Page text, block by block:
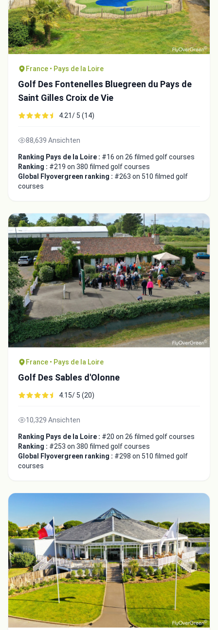
France • Pays de la Loire
Golf Des Fontenelles Bluegreen du Pays de
Saint Gilles Croix de Vie
4.21/ 5 (14)
88,639 Ansichten
Ranking Pays de la Loire : #16 on 26 filmed golf courses
Ranking : #219 on 380 filmed golf courses
Global Flyovergreen ranking : #263 on 510 filmed golf
courses
France • Pays de la Loire
Golf Des Sables d'Olonne
4.15/ 5 (20)
10,329 Ansichten
Ranking Pays de la Loire : #20 on 26 filmed golf courses
Ranking : #253 on 380 filmed golf courses
Global Flyovergreen ranking : #298 on 510 filmed golf
courses